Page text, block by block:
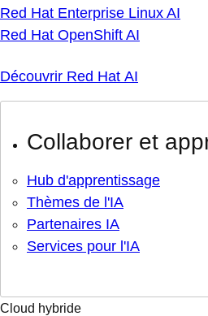
Red Hat Enterprise Linux AI
Red Hat OpenShift AI
Découvrir Red Hat AI
Collaborer et
Hub d'apprentissage
Thèmes de l'IA
Partenaires IA
Services pour l'IA
Cloud hybride